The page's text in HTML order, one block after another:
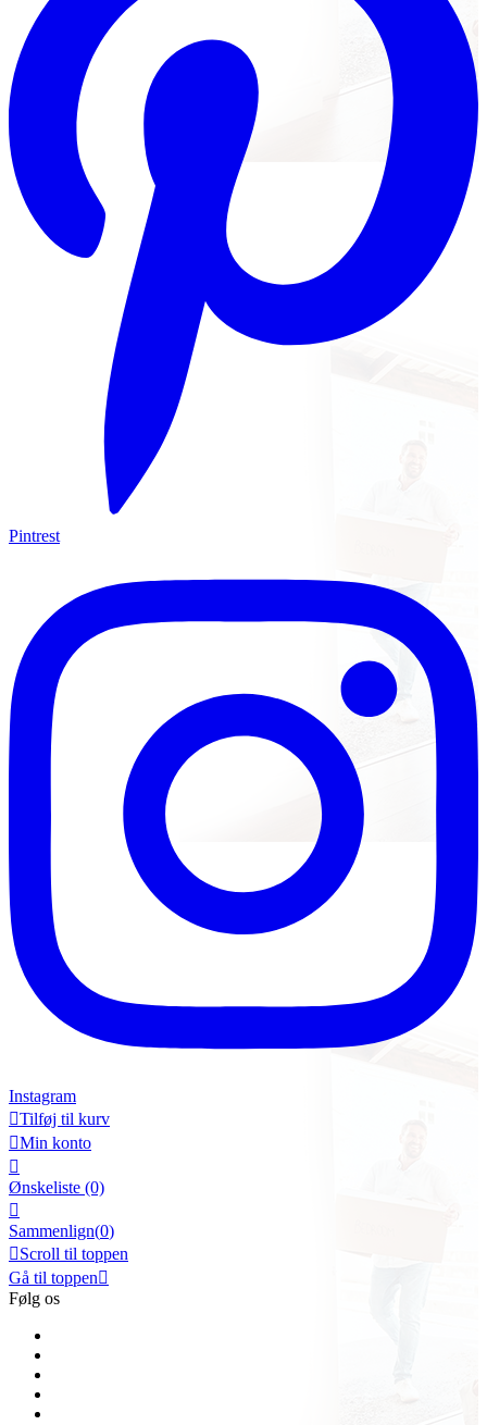
Pintrest
Instagram
Tilføj til kurv
Min konto

Ønskeliste (0)

Sammenlign(0)
Scroll til toppen
Gå til toppen
Følg os